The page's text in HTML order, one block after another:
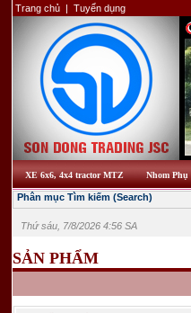
Trang chủ | Tuyển dụng
XE 6x6, 4x4 tractor MTZ Nhom
Phân mục Tìm kiếm (Search)
Thứ sáu, 7/8/2026 4:56 SA
SẢN PHẨM